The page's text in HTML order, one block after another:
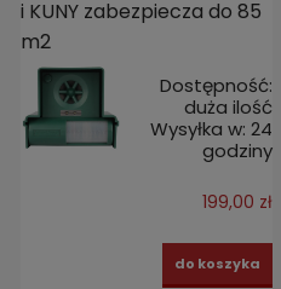
i KUNY zabezpiecza do 85
m2
Dostępność:
duża ilość
Wysyłka w: 24
godziny
199,00 zł
do koszyka